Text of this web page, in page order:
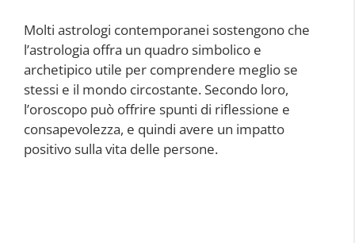
Molti astrologi contemporanei sostengono che
l’astrologia offra un quadro simbolico e
archetipico utile per comprendere meglio se
stessi e il mondo circostante. Secondo loro,
l’oroscopo può offrire spunti di riflessione e
consapevolezza, e quindi avere un impatto
positivo sulla vita delle persone.